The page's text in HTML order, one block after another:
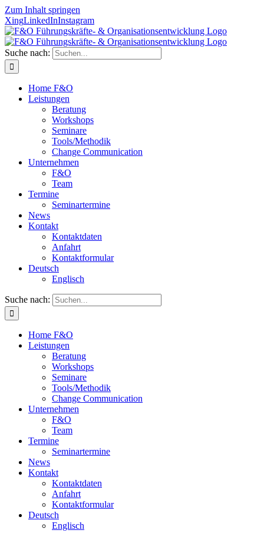
Zum Inhalt springen
XingLinkedInInstagram
Suche nach:
Home F&O
Leistungen
Beratung
Workshops
Seminare
Tools/Methodik
Change Communication
Unternehmen
F&O
Team
Termine
Seminartermine
News
Kontakt
Kontaktdaten
Anfahrt
Kontaktformular
Deutsch
Englisch
Suche nach:
Home F&O
Leistungen
Beratung
Workshops
Seminare
Tools/Methodik
Change Communication
Unternehmen
F&O
Team
Termine
Seminartermine
News
Kontakt
Kontaktdaten
Anfahrt
Kontaktformular
Deutsch
Englisch